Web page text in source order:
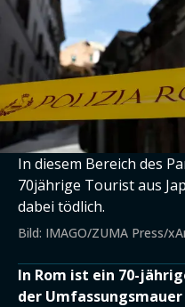
In diesem Bereich des
70jährige Tourist aus
dabei tödlich.
Bild: IMAGO/ZUMA Press/
In Rom ist ein 70-
der